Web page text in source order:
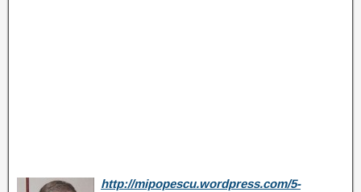
http://mipopescu.wordpress.com/5-